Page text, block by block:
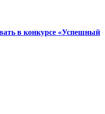
в конкурсе «Успешный